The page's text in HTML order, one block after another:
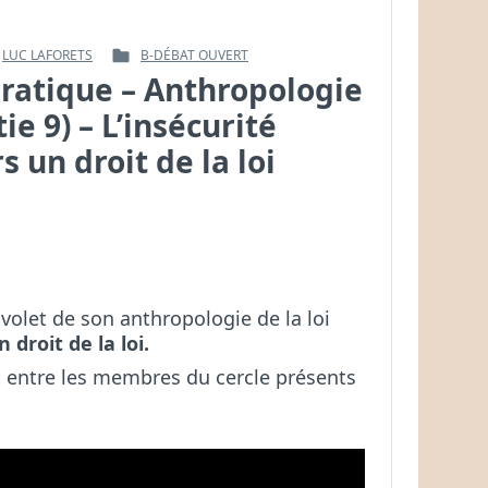
LUC LAFORETS
PUBLIÉ
DANS
B-DÉBAT OUVERT
– Anthropologie
9) – L’insécurité
un droit de la loi
de son anthropologie de la loi
droit de la loi.
les membres du cercle présents